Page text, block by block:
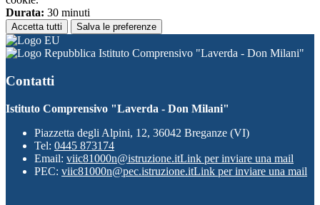
Durata: 30 minuti
Accetta tutti Salva le preferenze
Istituto Comprensivo "Laverda - Don Milani"
Contatti
Istituto Comprensivo "Laverda - Don Milani"
Piazzetta degli Alpini, 12, 36042 Breganze (VI)
Tel: 0445 873174
Email: viic81000n@istruzione.itLink per inviare una mail
PEC: viic81000n@pec.istruzione.itLink per inviare una mail